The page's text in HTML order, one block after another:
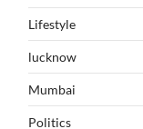
Lifestyle
lucknow
Mumbai
Politics